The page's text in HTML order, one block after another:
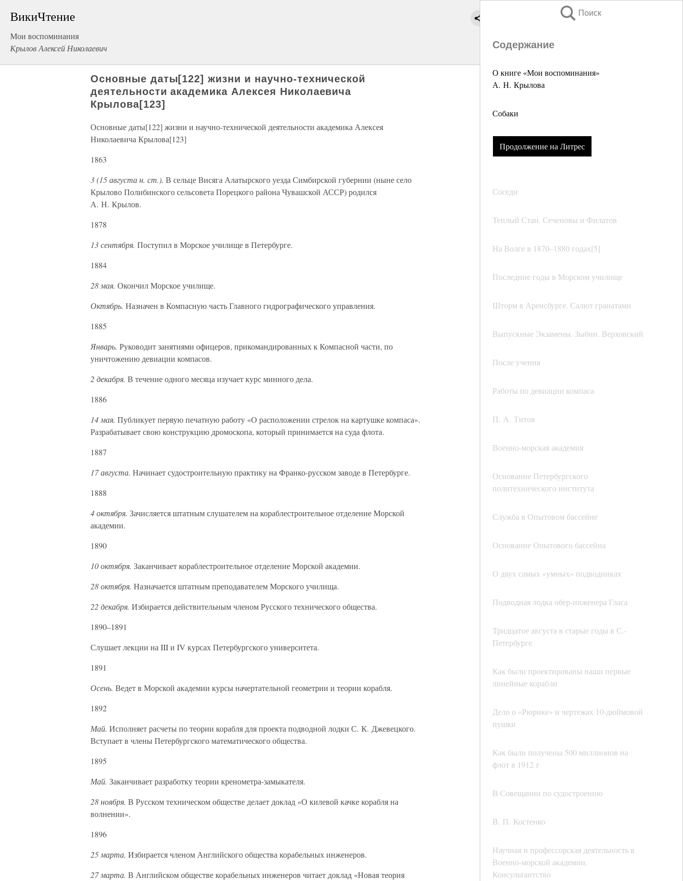
ВикиЧтение
Мои воспоминания
Крылов Алексей Николаевич
Поиск
Содержание
О книге «Мои воспоминания»
А. Н. Крылова
Собаки
Продолжение на Литрес
Соседи
Теплый Стан. Сеченовы и Филатов
На Волге в 1870–1880 годах[5]
Последние годы в Морском училище
Шторм в Аренсбурге. Салют гранатами
Выпускные Экзамены. Зыбин. Верховский
После учения
Работы по девиации компаса
П. А. Титов
Военно-морская академия
Основание Петербургского
политехнического института
Служба в Опытовом бассейне
Основание Опытового бассейна
О двух самых «умных» подводниках
Подводная лодка обер-инженера Гласа
Тридцатое августа в старые годы в С.-
Петербурге
Как были проектированы наши первые
линейные корабли
Дело о «Рюрике» и чертежах 10-дюймовой
пушки
Как были получены 500 миллионов на
флот в 1912 г
В Совещании по судостроению
В. П. Костенко
Научная и профессорская деятельность в
Военно-морской академии.
Консультантство
Основные даты[122] жизни и научно-технической
деятельности академика Алексея Николаевича
Крылова[123]
Основные даты[122] жизни и научно-технической деятельности академика Алексея
Николаевича Крылова[123]
1863
3 (15 августа н. ст.). В сельце Висяга Алатырского уезда Симбирской губернии (ныне село
Крылово Полибинского сельсовета Порецкого района Чувашской АССР) родился
А. Н. Крылов.
1878
13 сентября. Поступил в Морское училище в Петербурге.
1884
28 мая. Окончил Морское училище.
Октябрь. Назначен в Компасную часть Главного гидрографического управления.
1885
Январь. Руководит занятиями офицеров, прикомандированных к Компасной части, по
уничтожению девиации компасов.
2 декабря. В течение одного месяца изучает курс минного дела.
1886
14 мая. Публикует первую печатную работу «О расположении стрелок на картушке компаса».
Разрабатывает свою конструкцию дромоскопа, который принимается на суда флота.
1887
17 августа. Начинает судостроительную практику на Франко-русском заводе в Петербурге.
1888
4 октября. Зачисляется штатным слушателем на кораблестроительное отделение Морской
академии.
1890
10 октября. Заканчивает кораблестроительное отделение Морской академии.
28 октября. Назначается штатным преподавателем Морского училища.
22 декабря. Избирается действительным членом Русского технического общества.
1890–1891
Слушает лекции на III и IV курсах Петербургского университета.
1891
Осень. Ведет в Морской академии курсы начертательной геометрии и теории корабля.
1892
Май. Исполняет расчеты по теории корабля для проекта подводной лодки С. К. Джевецкого.
Вступает в члены Петербургского математического общества.
1895
Май. Заканчивает разработку теории кренометра-замыкателя.
28 ноября. В Русском техническом обществе делает доклад «О килевой качке корабля на
волнении».
1896
25 марта. Избирается членом Английского общества корабельных инженеров.
27 марта. В Английском обществе корабельных инженеров читает доклад «Новая теория